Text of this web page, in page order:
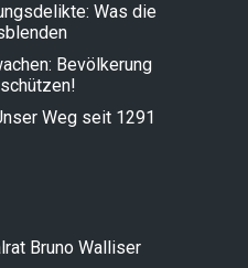
Was die
Bevölkerung
Weg seit 1291
Bruno Walliser